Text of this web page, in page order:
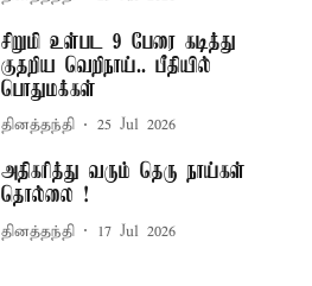
சிறுமி உள்பட 9 பேரை கடித்து
குதறிய வெறிநாய்.. பீதியில்
பொதுமக்கள்
தினத்தந்தி 25 Jul 2026
அதிகரித்து வரும் தெரு நாய்கள்
தொல்லை !
தினத்தந்தி 17 Jul 2026